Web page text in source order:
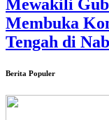
Mewakili
Membuka
Tengah di
Berita Populer